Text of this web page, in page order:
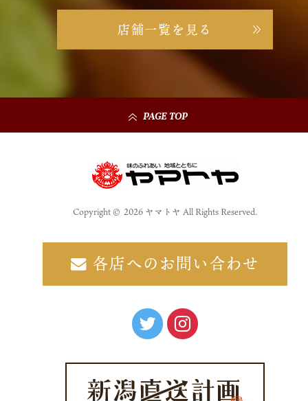
店舗一覧を見る
PAGE TOP
Copyright © 2026 ヤマトヤ All Rights Reserved.
各店へのお問い合わせ